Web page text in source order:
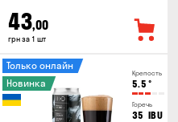
43,00
грн за 1 шт
Крепость
5.5 °
Горечь
35 IBU
Только онлайн
Новинка